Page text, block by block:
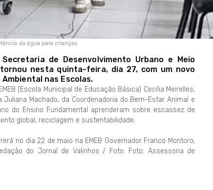
da água para crianças
de Desenvolvimento Urbano e Meio
nesta quinta-feira, dia 27, com um novo
nas Escolas.
(Escola Municipal de Educação Básica) Cecília Meirelles,
Machado, da Coordenadoria do Bem-Estar Animal e
do Ensino Fundamental aprenderam sobre escassez de
global, reciclagem e sustentabilidade.
no dia 22 de maio na EMEB Governador Franco Montoro,
do Jornal de Valinhos / Foto: Foto: Assessoria de